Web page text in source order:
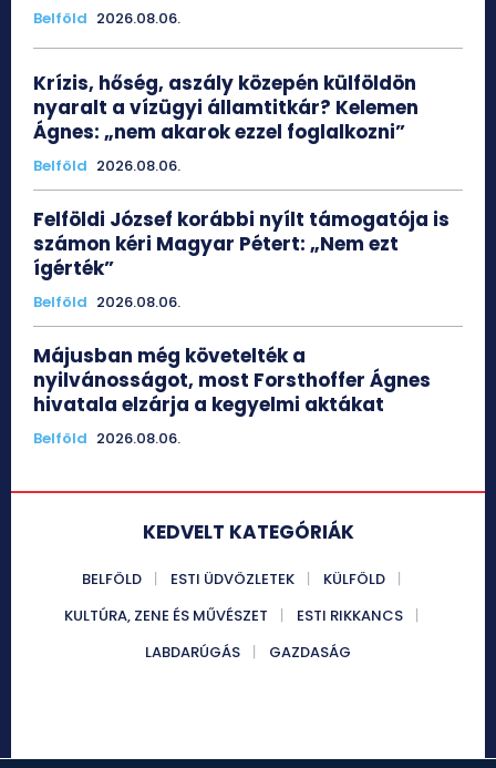
Belföld 2026.08.06.
Krízis, hőség, aszály közepén külföldön
nyaralt a vízügyi államtitkár? Kelemen
Ágnes: „nem akarok ezzel foglalkozni”
Belföld 2026.08.06.
Felföldi József korábbi nyílt támogatója is
számon kéri Magyar Pétert: „Nem ezt
ígérték”
Belföld 2026.08.06.
Májusban még követelték a
nyilvánosságot, most Forsthoffer Ágnes
hivatala elzárja a kegyelmi aktákat
Belföld 2026.08.06.
KEDVELT KATEGÓRIÁK
BELFÖLD ESTI ÜDVÖZLETEK
KÜLFÖLD
KULTÚRA, ZENE ÉS MŰVÉSZET
ESTI RIKKANCS
LABDARÚGÁS
GAZDASÁG